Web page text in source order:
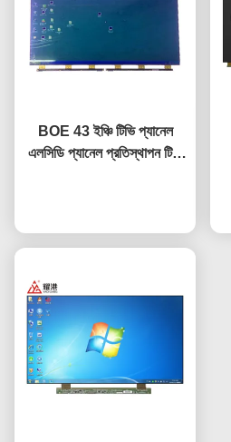
BOE 43 ইঞ্চি টিভি প্যানেল
এলসিডি প্যানেল প্রতিস্থাপন টিভি